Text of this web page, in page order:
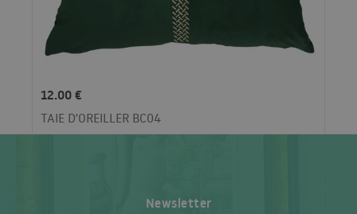
12.00 €
TAIE D'OREILLER BC04
Newsletter